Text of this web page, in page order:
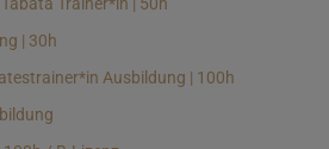
| 30h
Ausbildung | 100h